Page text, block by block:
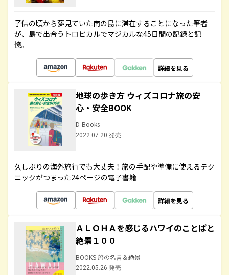
子供の頃から夢見ていた南の島に滞在することになった筆者
が、島で出合うトロピカルでマジカルな45日間の記録と記
憶。
詳細を見る
地球の歩き方 ウィズコロナ旅の安
心・安全BOOK
D-Books
2022.07.20 発売
久しぶりの海外旅行でも大丈夫！旅の手配や準備に使えるテク
ニックがつまった24ページの電子書籍
詳細を見る
ＡＬＯＨＡを感じるハワイのことばと
絶景１００
BOOKS 旅の名言＆絶景
2022.05.26 発売